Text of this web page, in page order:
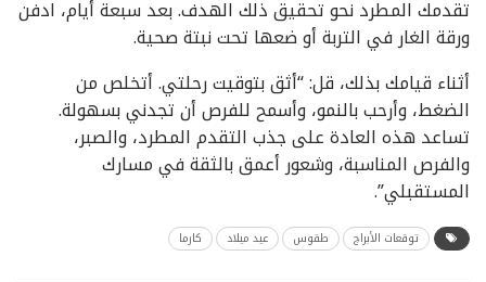
تقدمك المطرد نحو تحقيق ذلك الهدف. بعد سبعة أيام، ادفن
ورقة الغار في التربة أو ضعها تحت نبتة صحية.
أثناء قيامك بذلك، قل: “أثق بتوقيت رحلتي. أتخلص من
الضغط، وأرحب بالنمو، وأسمح للفرص أن تجدني بسهولة.
تساعد هذه العادة على جذب التقدم المطرد، والصبر،
والفرص المناسبة، وشعور أعمق بالثقة في مسارك
المستقبلي”.
توقعات الأبراج طقوس عيد ميلاد كارما